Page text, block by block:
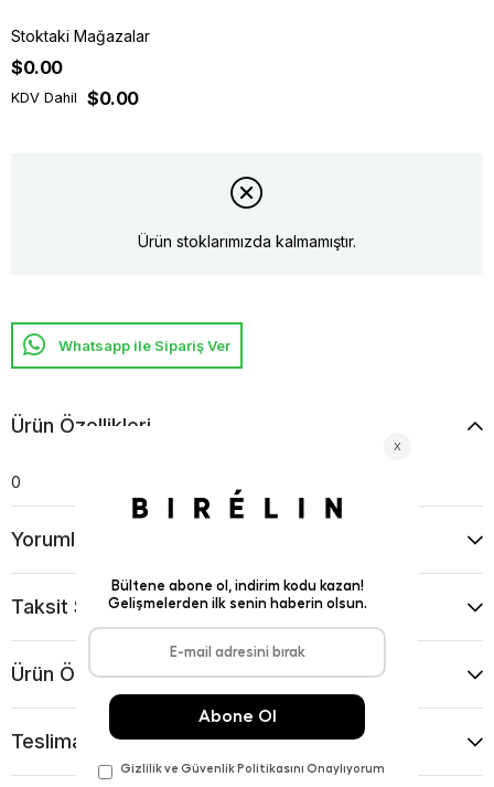
Stoktaki Mağazalar
$0.00
KDV Dahil $0.00
Ürün stoklarımızda kalmamıştır.
Whatsapp ile Sipariş Ver
Ürün Özellikleri
0
Yorumlar
Taksit Seçenekleri
Ürün Önerileri
Teslimat Ve İade Koşulları